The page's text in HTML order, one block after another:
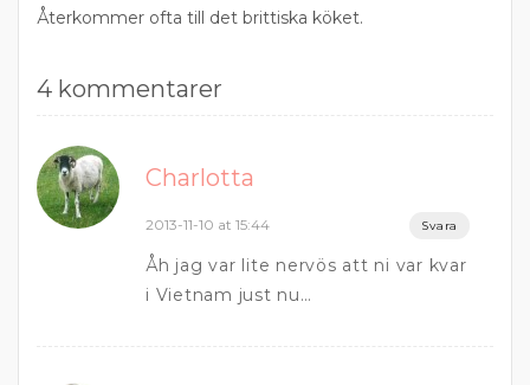
Återkommer ofta till det brittiska köket.
4 kommentarer
Charlotta
2013-11-10 at 15:44 Svara
Åh jag var lite nervös att ni var kvar
i Vietnam just nu…